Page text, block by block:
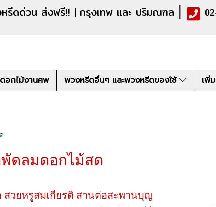
ส่งฟรี!! | กรุงเทพ และ ปริมณฑล |
ดอกไม้งานศพ พวงหรีดอื่นๆ และพวงหรีดของใช้ เพิ่
ดลมดอกไม้สด
วยหรูสมเกียรติ สานต่อสะพานบุญ